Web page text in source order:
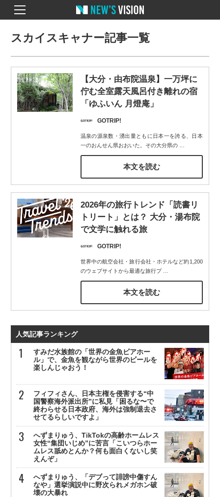
スカイスキャナー記事一覧
【大分・由布院温泉】一万坪に
佇む全室露天風呂付き離れの宿
「ゆふいん 月燈庵」
GOTRIP!
温泉の源泉数・湧出量ともに日本一を誇る、日本
一のおんせん県おおいた。その大分県の…
本文を読む
2026年の旅行トレンド「読書リ
トリート」とは？ 大分・湯布院
で文学に触れる旅
GOTRIP!
世界中の航空会社・旅行会社・ホテルなど約1,200
のウェブサイトから最適な旅行プ…
本文を読む
人気記事ランキング
すみだ水族館の「世界の金魚ビアホー
ル」で、金魚を観ながら世界のビールを
楽しんじゃおう！
フィフィさん、日本主権を侵害する“中
国警察海外派出所”に私見「困るな〜で
終わらせる日本政府、海外は強制退去さ
せてるらしいですよ」
へずまりゅう、TikTokの高齢ホームレス
女性“集団いじめ”に苦言「こいつらホー
ムレス舐めとんか？何も面白くないし笑
えんぞ」
へずまりゅう、「デブって誹謗中傷すん
なや」選挙演説中に野次られメガホン破
壊の大暴れ